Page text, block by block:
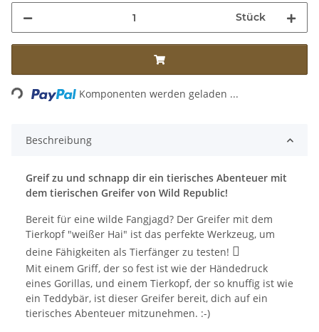
Stück
Loading... Komponenten werden geladen ...
Beschreibung
Greif zu und schnapp dir ein tierisches Abenteuer mit
dem tierischen Greifer von Wild Republic!
Bereit für eine wilde Fangjagd? Der Greifer mit dem
Tierkopf "weißer Hai" ist das perfekte Werkzeug, um
deine Fähigkeiten als Tierfänger zu testen! 
Mit einem Griff, der so fest ist wie der Händedruck
eines Gorillas, und einem Tierkopf, der so knuffig ist wie
ein Teddybär, ist dieser Greifer bereit, dich auf ein
tierisches Abenteuer mitzunehmen. :-)